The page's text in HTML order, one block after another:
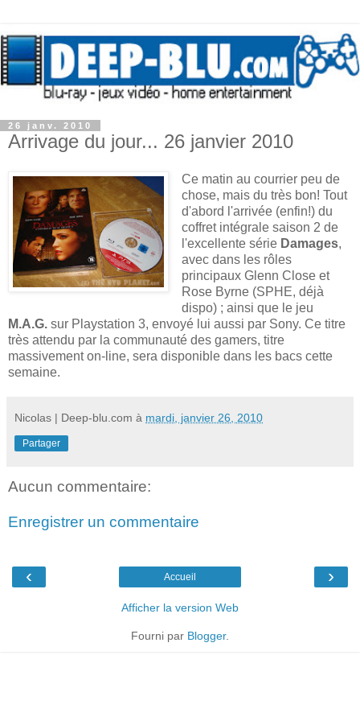
26 janv. 2010
Arrivage du jour... 26 janvier 2010
Ce matin au courrier peu de
chose, mais du très bon! Tout
d'abord l'arrivée (enfin!) du
coffret intégrale saison 2 de
l'excellente série Damages,
avec dans les rôles
principaux Glenn Close et
Rose Byrne (SPHE, déjà
dispo) ; ainsi que le jeu
M.A.G. sur Playstation 3, envoyé lui aussi par Sony. Ce titre
très attendu par la communauté des gamers, titre
massivement on-line, sera disponible dans les bacs cette
semaine.
Nicolas | Deep-blu.com à mardi, janvier 26, 2010
Partager
Aucun commentaire:
Enregistrer un commentaire
‹ ›
Accueil
Afficher la version Web
Fourni par Blogger.